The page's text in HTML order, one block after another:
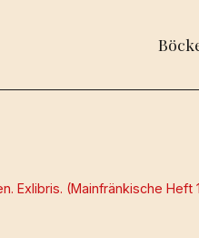
Exlibris. (Mainfränkische Heft